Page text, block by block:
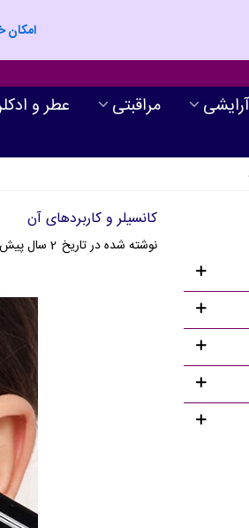
آرايشی مراقبتی عطر و
کانسیلر و کاربردهای آن
نوشته شده در تاریخ 2 سال پیش